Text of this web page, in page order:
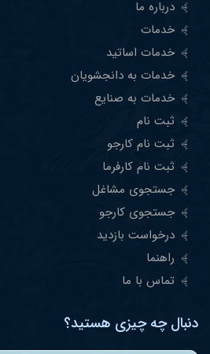
درباره ما
خدمات
خدمات اساتید
خدمات به دانجشویان
خدمات به صنایع
ثبت نام
ثبت نام کارجو
ثبت نام کارفرما
جستجوی مشاغل
جستجوی کارجو
درخواست بازدید
راهنما
تماس با ما
دنبال چه چیزی هستید؟